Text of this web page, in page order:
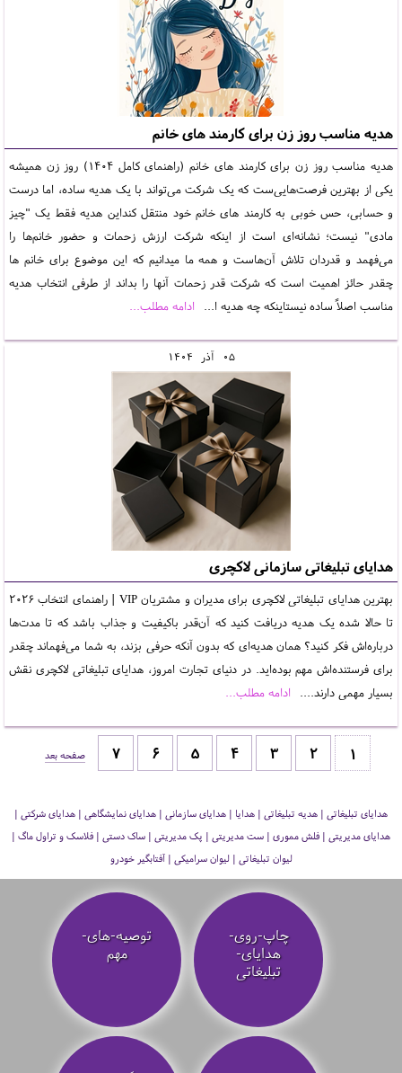
هدیه مناسب روز زن برای کارمند های خانم
هدیه مناسب روز زن برای کارمند های خانم (راهنمای کامل 1404) روز زن همیشه
یکی از بهترین فرصت‌هایی‌ست که یک شرکت می‌تواند با یک هدیه ساده، اما درست
و حسابی، حس خوبی به کارمند های خانم خود منتقل کنداین هدیه فقط یک "چیز
مادی" نیست؛ نشانه‌ای است از اینکه شرکت ارزش زحمات و حضور خانم‌ها را
می‌فهمد و قدردان تلاش آن‌هاست و همه ما میدانیم که این موضوع برای خانم ها
چقدر حائز اهمیت است که شرکت قدر زحمات آنها را بداند از طرفی انتخاب هدیه
مناسب اصلاً ساده نیستاینکه چه هدیه ا... ادامه مطلب...
05 آذر 1404
هدایای تبلیغاتی سازمانی لاکچری
بهترین هدایای تبلیغاتی لاکچری برای مدیران و مشتریان VIP | راهنمای انتخاب 2026
تا حالا شده یک هدیه دریافت کنید که آن‌قدر باکیفیت و جذاب باشد که تا مدت‌ها
درباره‌اش فکر کنید؟ همان هدیه‌ای که بدون آنکه حرفی بزند، به شما می‌فهماند چقدر
برای فرستنده‌اش مهم بوده‌اید. در دنیای تجارت امروز، هدایای تبلیغاتی لاکچری نقش
بسیار مهمی دارند.... ادامه مطلب...
1 صفحه بعد
هدایای تبلیغاتی | هدیه تبلیغاتی | هدایا | هدایای سازمانی | هدایای نمایشگاهی | هدایای شرکتی |
هدایای مدیریتی | فلش مموری | ست مدیریتی | پک مدیریتی | ساک دستی | فلاسک و تراول ماگ |
لیوان تبلیغاتی | لیوان سرامیکی | آفتابگیر خودرو
چاپ-روی-
هدایای-
تبلیغاتی
توصیه‌-های-
مهم